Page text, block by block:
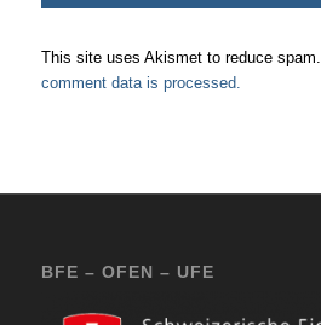
This site uses Akismet to reduce spam.
comment data is processed.
BFE – OFEN – UFE